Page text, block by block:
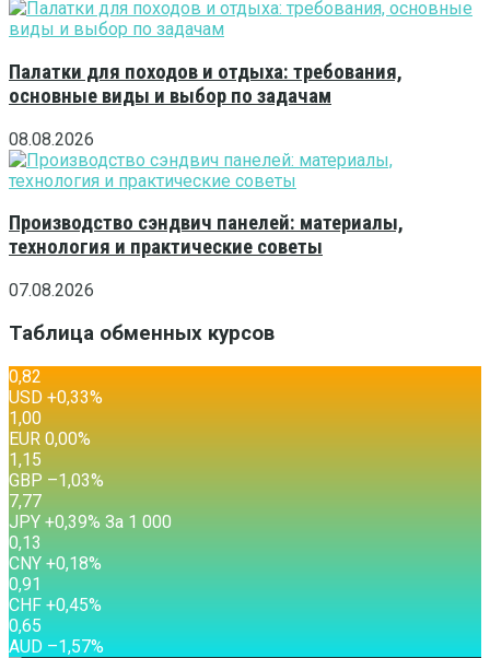
Палатки для походов и отдыха: требования,
основные виды и выбор по задачам
08.08.2026
Производство сэндвич панелей: материалы,
технология и практические советы
07.08.2026
Таблица обменных курсов
0,82
USD +0,33%
1,00
EUR 0,00%
1,15
GBP –1,03%
7,77
JPY +0,39% За 1 000
0,13
CNY +0,18%
0,91
CHF +0,45%
0,65
AUD –1,57%